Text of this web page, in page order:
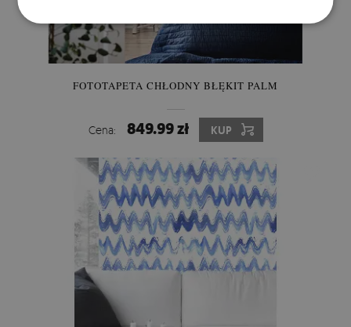
FOTOTAPETA CHŁODNY BŁĘKIT PALM
Cena: 849.99 zł KUP